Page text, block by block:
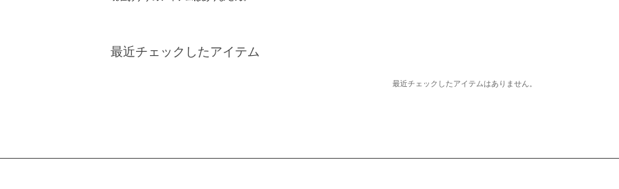
最近チェックしたアイテム
最近チェックしたアイテムはありません。